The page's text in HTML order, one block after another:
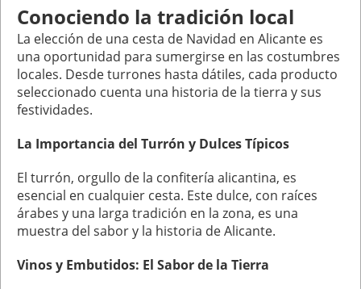
Conociendo la tradición local
La elección de una cesta de Navidad en Alicante es
una oportunidad para sumergirse en las costumbres
locales. Desde turrones hasta dátiles, cada producto
seleccionado cuenta una historia de la tierra y sus
festividades.
La Importancia del Turrón y Dulces Típicos
El turrón, orgullo de la confitería alicantina, es
esencial en cualquier cesta. Este dulce, con raíces
árabes y una larga tradición en la zona, es una
muestra del sabor y la historia de Alicante.
Vinos y Embutidos: El Sabor de la Tierra